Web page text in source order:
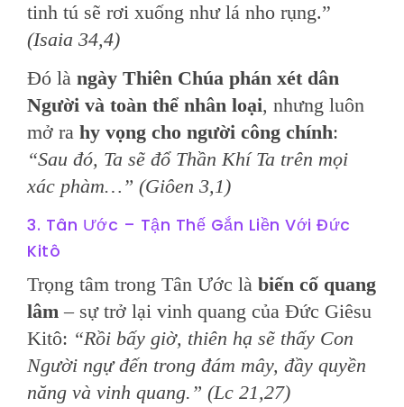
tinh tú sẽ rơi xuống như lá nho rụng.”
(Isaia 34,4)
Đó là ngày Thiên Chúa phán xét dân
Người và toàn thể nhân loại, nhưng luôn
mở ra hy vọng cho người công chính:
“Sau đó, Ta sẽ đổ Thần Khí Ta trên mọi
xác phàm…” (Giôen 3,1)
3. Tân Ước – Tận Thế Gắn Liền Với Đức
Kitô
Trọng tâm trong Tân Ước là biến cố quang
lâm– sự trở lại vinh quang của Đức Giêsu
Kitô: “Rồi bấy giờ, thiên hạ sẽ thấy Con
Người ngự đến trong đám mây, đầy quyền
năng và vinh quang.” (Lc 21,27)